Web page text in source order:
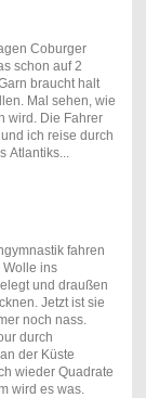
Coburger
schon auf 2
braucht halt
Mal sehen, wie
wird. Die Fahrer
ich reise durch
fahren
Wolle ins
und draußen
Jetzt ist sie
noch nass.
durch
der Küste
wieder Quadrate
wird es was.